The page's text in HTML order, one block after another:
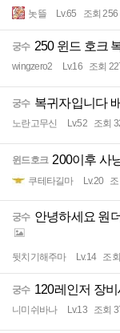
놋뜰 Lv.65 조회 256
궁수 250 윈드 호크
wingzero2 Lv.16 조회
궁수 복귀자입니다
노란고무신 Lv.52 조회
윈드호크 200이후 사
쿠테타길마 Lv.20
궁수 안녕하세요 원
뒷치기해주마 Lv.14 조
궁수 120레인저 장
니미쉬바나 Lv.13 조회